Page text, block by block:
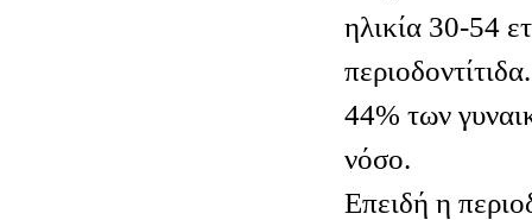
ηλικία 30-54
44% των
νόσο.
Επειδή η